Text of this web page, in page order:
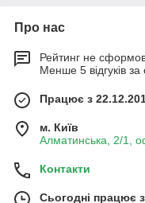
Про нас
Рейтинг не
Менше 5 відгуків за
Працює з
м. Київ
Алматинська, 2/1,
Контакти
Сьогодні працює